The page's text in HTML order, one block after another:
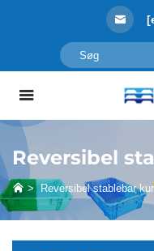
Reversibel
> Reversibel stablebar